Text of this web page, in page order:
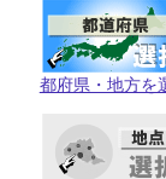
都府県・地方を